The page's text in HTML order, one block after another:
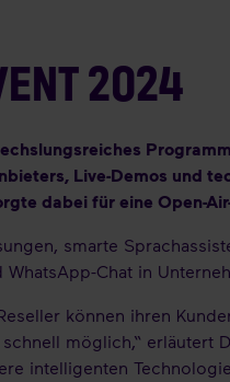
2024
Live-Demos und
dabei für eine Open-
smarte
Chat in
können ihren
möglich,“ erläutert
intelligenten